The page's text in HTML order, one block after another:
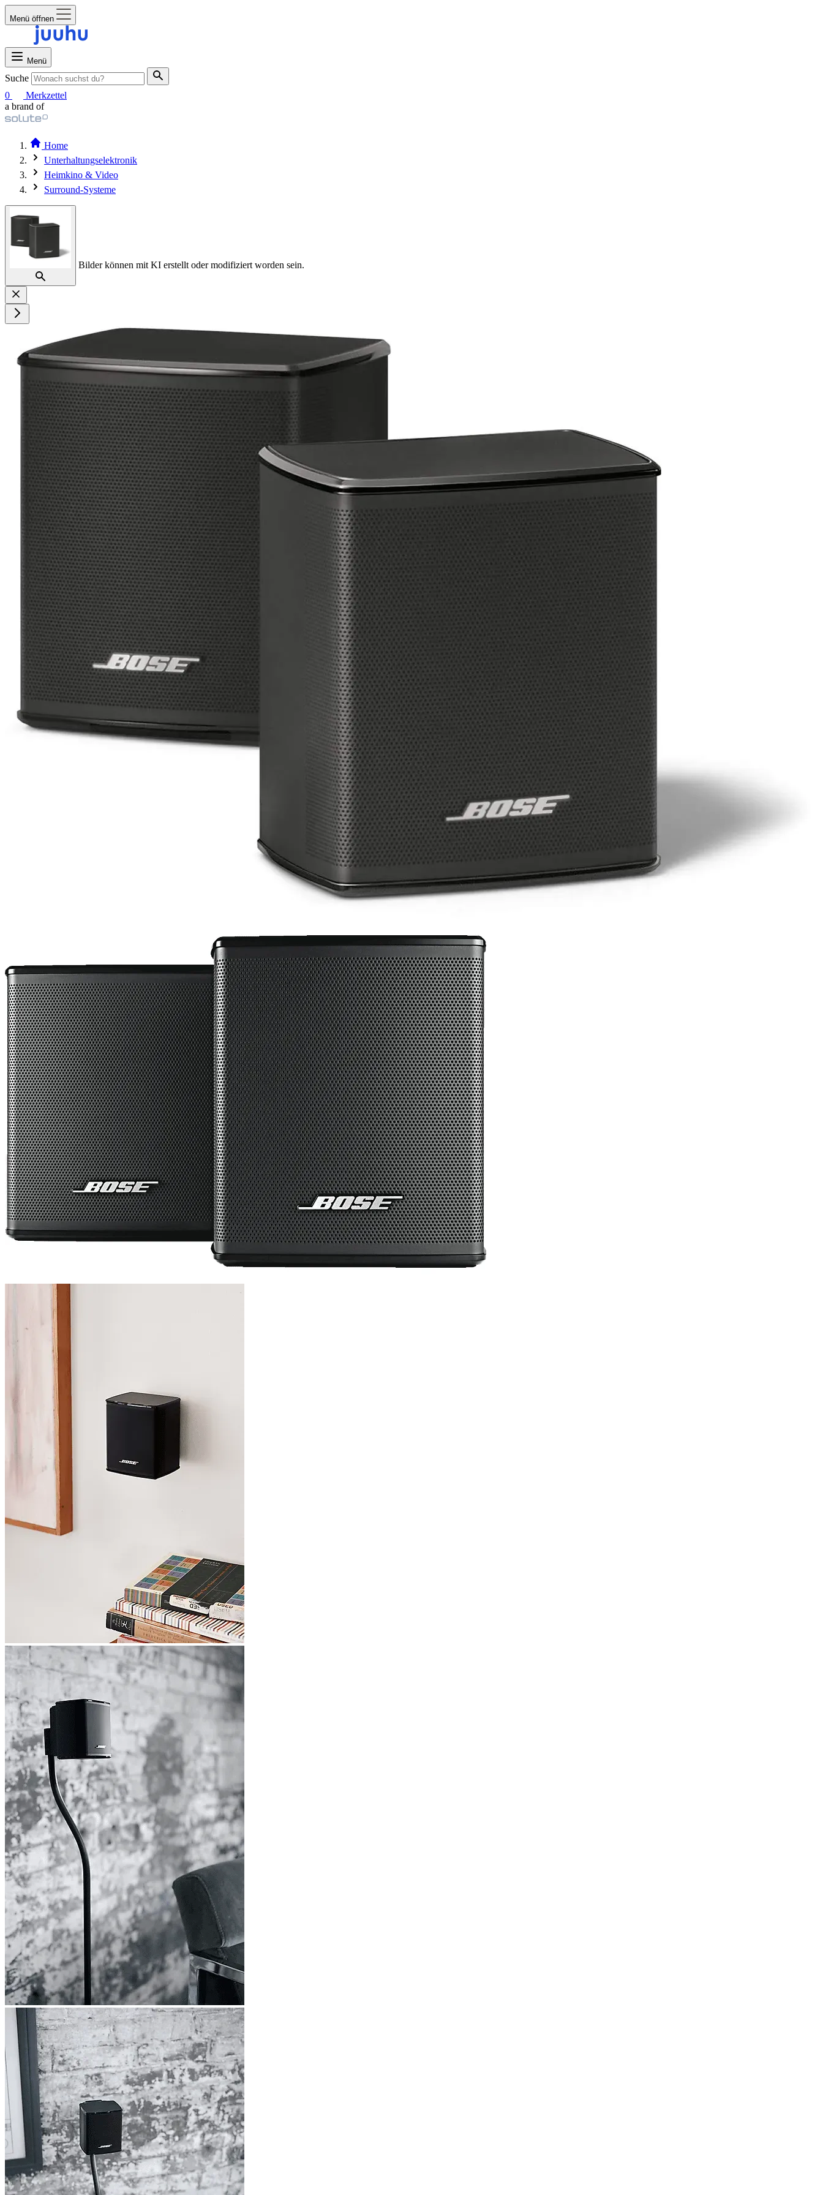
Menü öffnen
Menü
Suche
0
Merkzettel
a brand of
Home
Unterhaltungselektronik
Heimkino & Video
Surround-Systeme
Bilder können mit KI erstellt oder modifiziert worden sein.